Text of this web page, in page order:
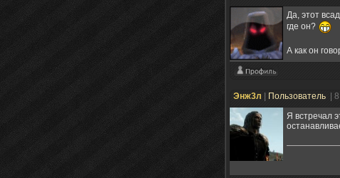
Да, этот
где он?
А как он
Энж3л Пользователь |
Я встречал